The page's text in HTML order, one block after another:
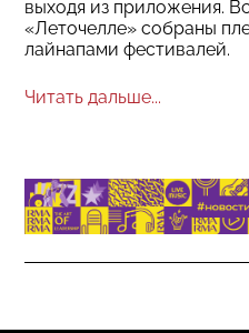
выходя из приложения.
«Леточелле» собраны
лайнапами фестивалей.
Читать дальше...